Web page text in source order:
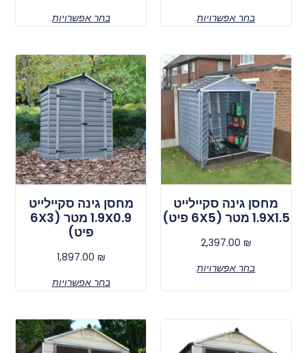
בחר אפשרויות
בחר אפשרויות
מחסן גינה סקיילייט
1.9X1.5 מטר (6X5 פיט)
2,397.00 ₪
בחר אפשרויות
מחסן גינה סקיילייט
1.9X0.9 מטר (6X3
פיט)
1,897.00 ₪
בחר אפשרויות